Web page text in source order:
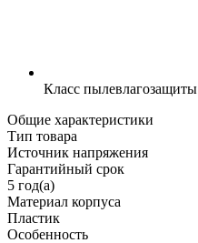
Класс пылевлагозащиты
Общие характеристики
Тип товара
Источник напряжения
Гарантийный срок
5 год(а)
Материал корпуса
Пластик
Особенность